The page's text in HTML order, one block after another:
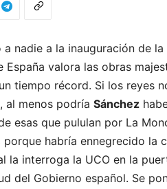
a nadie a la inauguración de
España valora las obras
tiempo récord. Si los reyes
al menos podría Sánchez
esas que pululan por La
porque habría ennegrecido la
la interroga la UCO en la
del Gobierno español. Se